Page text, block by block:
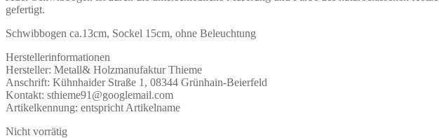
gefertigt.
Schwibbogen ca.13cm, Sockel 15cm, ohne Beleuchtung
Herstellerinformationen
Hersteller: Metall& Holzmanufaktur Thieme
Anschrift: Kühnhaider Straße 1, 08344 Grünhain-Beierfeld
Kontakt: sthieme91@googlemail.com
Artikelkennung: entspricht Artikelname
Nicht vorrätig